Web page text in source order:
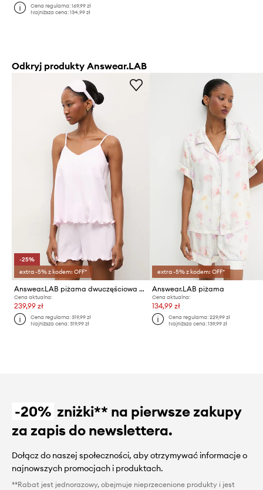
Cena regularna:169,99 zł
Najniższa cena:134,99 zł
Odkryj produkty Answear.LAB
-25%
extra -5% z kodem: OFF*
Answear.LAB piżama dwuczęściowa damska bawełniana
Cena aktualna:
239,99 zł
Cena regularna:319,99 zł
Najniższa cena:319,99 zł
extra -5% z kodem: OFF*
Answear.LAB piżama
Cena aktualna:
134,99 zł
Cena regularna: 229,99 zł
Najniższa cena: 139,99 zł
-20% zniżki** na pierwsze zakupy
za zapis do newslettera.
Dołącz do naszej społeczności, aby otrzymywać informacje o
najnowszych promocjach i produktach.
**Rabat jest jednorazowy, obejmuje nieprzecenione produkty i jest